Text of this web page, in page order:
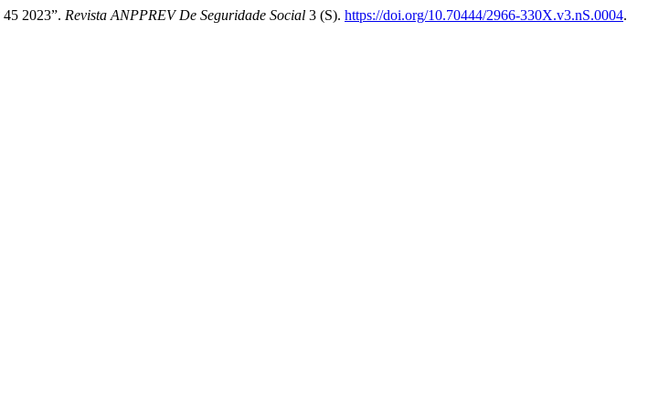
2023”. Revista ANPPREV De Seguridade Social 3 (S). https://doi.org/10.70444/2966-330X.v3.nS.0004.